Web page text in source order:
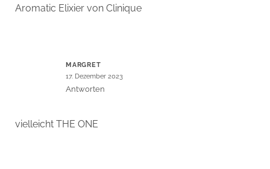
Aromatic Elixier von Clinique
MARGRET
17. Dezember 2023
Antworten
vielleicht THE ONE